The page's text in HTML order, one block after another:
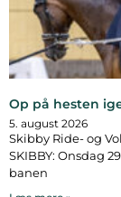
Op på hesten
5. august 2026
Skibby Ride- og
SKIBBY: Onsdag
banen